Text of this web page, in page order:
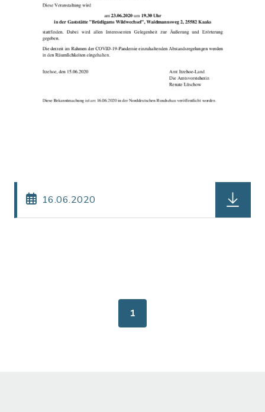
16.06.2020
1